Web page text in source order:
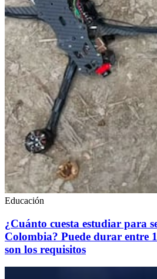
Educación
¿Cuánto cuesta estudiar para
Colombia? Puede durar entre
son los requisitos